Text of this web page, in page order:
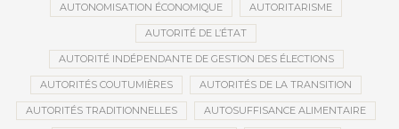
AUTONOMISATION ÉCONOMIQUE AUTORITARISME
AUTORITÉ DE L’ÉTAT
AUTORITÉ INDÉPENDANTE DE GESTION DES ÉLECTIONS
AUTORITÉS COUTUMIÈRES AUTORITÉS DE LA TRANSITION
AUTORITÉS TRADITIONNELLES AUTOSUFFISANCE ALIMENTAIRE